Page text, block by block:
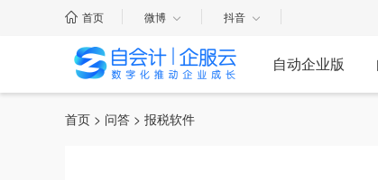
首页 微博 抖音
自动企业版
首页 > 问答 > 报税软件